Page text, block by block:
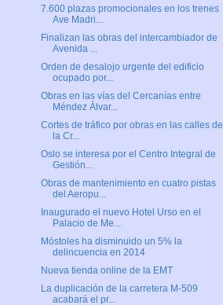
7.600 plazas promocionales en los trenes
Ave Madri...
Finalizan las obras del intercambiador de
Avenida ...
Orden de desalojo urgente del edificio
ocupado por...
Obras en las vías del Cercanías entre
Méndez Álvar...
Cortes de tráfico por obras en las calles de
la Cr...
Oslo se interesa por el Centro Integral de
Gestión...
Obras de mantenimiento en cuatro pistas
del Aeropu...
Inaugurado el nuevo Hotel Urso en el
Palacio de Me...
Móstoles ha disminuido un 5% la
delincuencia en 2014
Nueva tienda online de la EMT
La duplicación de la carretera M-509
acabará el pr...